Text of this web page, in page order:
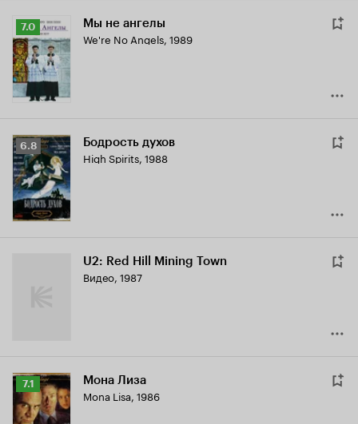
Рейтинг
Кинопоиска
7.0
7.0 Мы не ангелы
We're No Angels, 1989
Рейтинг
Кинопоиска
6.8
6.8 Бодрость духов
High Spirits, 1988
U2: Red Hill Mining Town
Видео, 1987
Рейтинг
Кинопоиска
7.1
7.1 Мона Лиза
Mona Lisa, 1986